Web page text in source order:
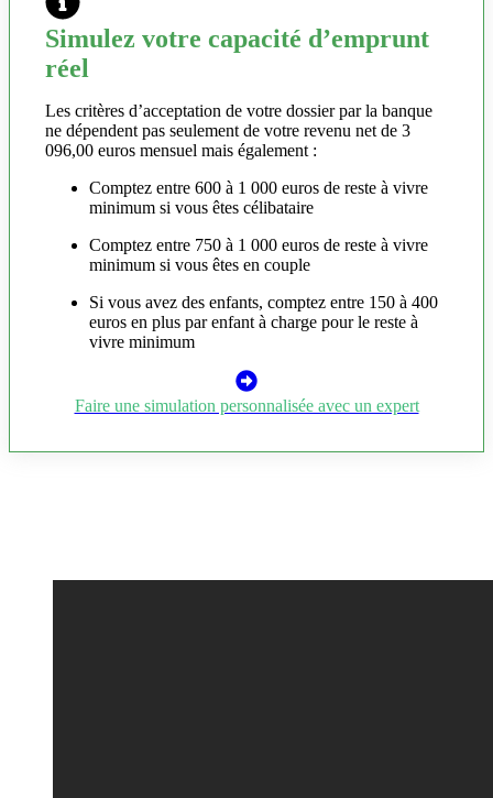
Simulez votre capacité d’emprunt
réel
Les critères d’acceptation de votre dossier par la banque
ne dépendent pas seulement de votre revenu net de 3
096,00 euros mensuel mais également :
Comptez entre 600 à 1 000 euros de reste à vivre
minimum si vous êtes célibataire
Comptez entre 750 à 1 000 euros de reste à vivre
minimum si vous êtes en couple
Si vous avez des enfants, comptez entre 150 à 400
euros en plus par enfant à charge pour le reste à
vivre minimum
Faire une simulation personnalisée avec un expert